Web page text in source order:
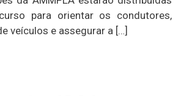
para orientar os condutores,
veículos e assegurar a […]